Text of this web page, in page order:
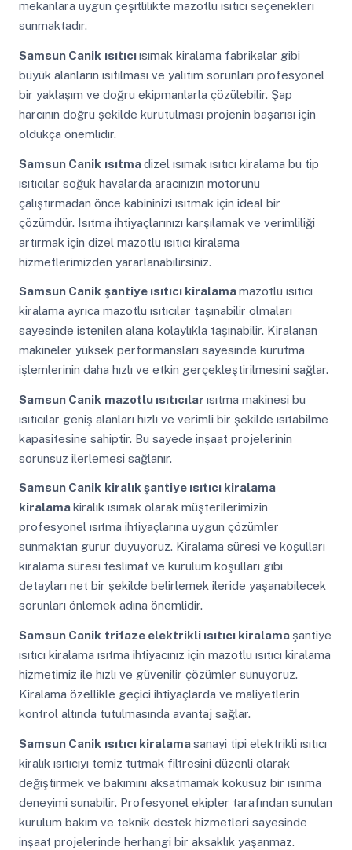
mekanlara uygun çeşitlilikte mazotlu ısıtıcı seçenekleri
sunmaktadır.
Samsun Canik ısıtıcıısımak kiralama fabrikalar gibi
büyük alanların ısıtılması ve yalıtım sorunları profesyonel
bir yaklaşım ve doğru ekipmanlarla çözülebilir. Şap
harcının doğru şekilde kurutulması projenin başarısı için
oldukça önemlidir.
Samsun Canik ısıtmadizel ısımak ısıtıcı kiralama bu tip
ısıtıcılar soğuk havalarda aracınızın motorunu
çalıştırmadan önce kabininizi ısıtmak için ideal bir
çözümdür. Isıtma ihtiyaçlarınızı karşılamak ve verimliliği
artırmak için dizel mazotlu ısıtıcı kiralama
hizmetlerimizden yararlanabilirsiniz.
Samsun Canik şantiye ısıtıcı kiralamamazotlu ısıtıcı
kiralama ayrıca mazotlu ısıtıcılar taşınabilir olmaları
sayesinde istenilen alana kolaylıkla taşınabilir. Kiralanan
makineler yüksek performansları sayesinde kurutma
işlemlerinin daha hızlı ve etkin gerçekleştirilmesini sağlar.
Samsun Canik mazotlu ısıtıcılar ısıtma makinesi bu
ısıtıcılar geniş alanları hızlı ve verimli bir şekilde ısıtabilme
kapasitesine sahiptir. Bu sayede inşaat projelerinin
sorunsuz ilerlemesi sağlanır.
Samsun Canik kiralık şantiye ısıtıcı kiralama
kiralamakiralık ısımak olarak müşterilerimizin
profesyonel ısıtma ihtiyaçlarına uygun çözümler
sunmaktan gurur duyuyoruz. Kiralama süresi ve koşulları
kiralama süresi teslimat ve kurulum koşulları gibi
detayları net bir şekilde belirlemek ileride yaşanabilecek
sorunları önlemek adına önemlidir.
Samsun Canik trifaze elektrikli ısıtıcı kiralama şantiye
ısıtıcı kiralama ısıtma ihtiyacınız için mazotlu ısıtıcı kiralama
hizmetimiz ile hızlı ve güvenilir çözümler sunuyoruz.
Kiralama özellikle geçici ihtiyaçlarda ve maliyetlerin
kontrol altında tutulmasında avantaj sağlar.
Samsun Canik ısıtıcı kiralamasanayi tipi elektrikli ısıtıcı
kiralık ısıtıcıyı temiz tutmak filtresini düzenli olarak
değiştirmek ve bakımını aksatmamak kokusuz bir ısınma
deneyimi sunabilir. Profesyonel ekipler tarafından sunulan
kurulum bakım ve teknik destek hizmetleri sayesinde
inşaat projelerinde herhangi bir aksaklık yaşanmaz.